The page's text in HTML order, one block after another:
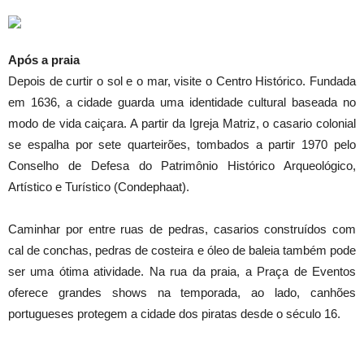
Após a praia
Depois de curtir o sol e o mar, visite o Centro Histórico. Fundada
em 1636, a cidade guarda uma identidade cultural baseada no
modo de vida caiçara. A partir da Igreja Matriz, o casario colonial
se espalha por sete quarteirões, tombados a partir 1970 pelo
Conselho de Defesa do Patrimônio Histórico Arqueológico,
Artístico e Turístico (Condephaat).
Caminhar por entre ruas de pedras, casarios construídos com
cal de conchas, pedras de costeira e óleo de baleia também pode
ser uma ótima atividade. Na rua da praia, a Praça de Eventos
oferece grandes shows na temporada, ao lado, canhões
portugueses protegem a cidade dos piratas desde o século 16.